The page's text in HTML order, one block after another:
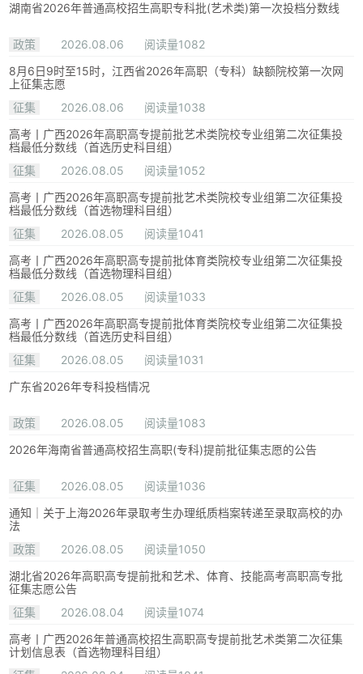
湖南省2026年普通高校招生高职专科批(艺术类)第一次投档分数线
政策 2026.08.06
阅读量1082
8月6日9时至15时，江西省2026年高职（专科）缺额院校第一次网
上征集志愿
征集
2026.08.06
阅读量1038
高考丨广西2026年高职高专提前批艺术类院校专业组第二次征集投
档最低分数线（首选历史科目组）
征集
2026.08.05
阅读量1052
高考丨广西2026年高职高专提前批艺术类院校专业组第二次征集投
档最低分数线（首选物理科目组）
征集
2026.08.05
阅读量1041
高考丨广西2026年高职高专提前批体育类院校专业组第二次征集投
档最低分数线（首选物理科目组）
征集
2026.08.05
阅读量1033
高考丨广西2026年高职高专提前批体育类院校专业组第二次征集投
档最低分数线（首选历史科目组）
征集
2026.08.05
阅读量1031
广东省2026年专科投档情况
政策 2026.08.05
阅读量1083
2026年海南省普通高校招生高职(专科)提前批征集志愿的公告
征集 2026.08.05
阅读量1036
通知｜关于上海2026年录取考生办理纸质档案转递至录取高校的办
法
政策
2026.08.05
阅读量1050
湖北省2026年高职高专提前批和艺术、体育、技能高考高职高专批
征集志愿公告
征集
2026.08.04
阅读量1074
高考丨广西2026年普通高校招生高职高专提前批艺术类第二次征集
计划信息表（首选物理科目组）